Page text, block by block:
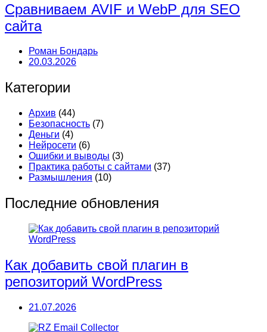
Сравниваем AVIF и WebP для SEO
сайта
Роман Бондарь
20.03.2026
Категории
Архив (44)
Безопасность (7)
Деньги (4)
Нейросети (6)
Ошибки и выводы (3)
Практика работы с сайтами (37)
Размышления (10)
Последние обновления
Как добавить свой плагин в
репозиторий WordPress
21.07.2026